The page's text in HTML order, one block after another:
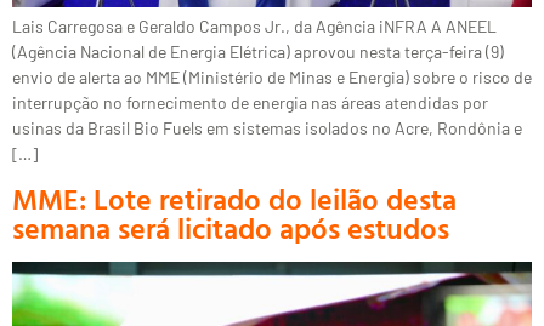
Lais Carregosa e Geraldo Campos Jr., da Agência iNFRA A ANEEL
(Agência Nacional de Energia Elétrica) aprovou nesta terça-feira (9)
envio de alerta ao MME (Ministério de Minas e Energia) sobre o risco de
interrupção no fornecimento de energia nas áreas atendidas por
usinas da Brasil Bio Fuels em sistemas isolados no Acre, Rondônia e
[…]
MME: Lote retirado do leilão desta
semana será licitado após estudos